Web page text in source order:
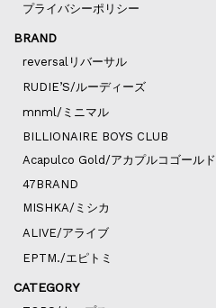
プライバシーポリシー
BRAND
reversalリバーサル
RUDIE’S/ルーディーズ
mnml/ミニマル
BILLIONAIRE BOYS CLUB
Acapulco Gold/アカプルコゴールド
47BRAND
MISHKA/ミシカ
ALIVE/アライブ
EPTM./エピトミ
CATEGORY